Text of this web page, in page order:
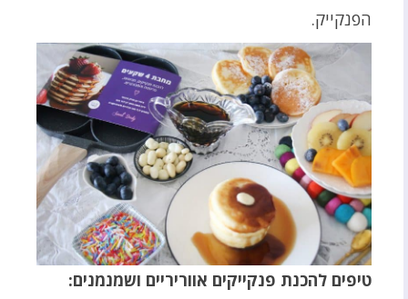
הפנקייק.
טיפים להכנת פנקייקים אווריריים ושמנמנים: